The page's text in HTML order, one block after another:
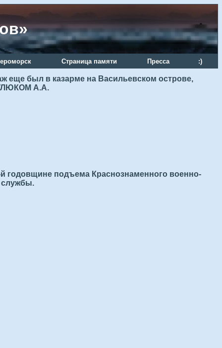
Страница памяти Пресса :)
еще был в казарме на Васильевском острове,
А.А.
годовщине подъема Краснознаменного военно-